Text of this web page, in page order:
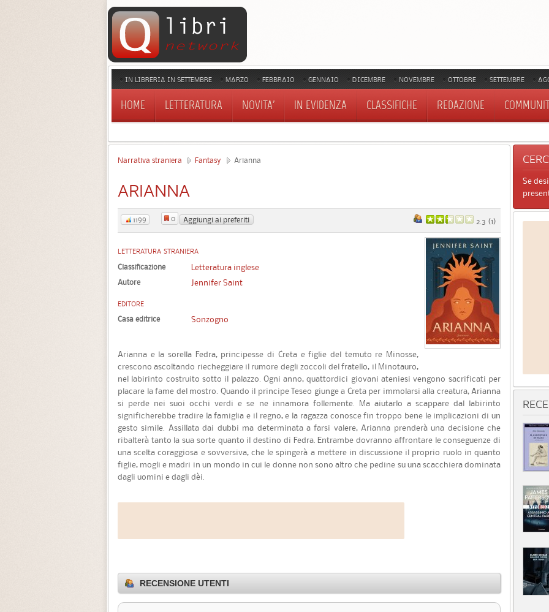
IN LIBRERIA IN SETTEMBRE MARZO FEBBRAIO GENNAIO DICEMBRE NOVEMBRE OTTOBRE SETTEMBRE
HOME LETTERATURA NOVITA' IN EVIDENZA CLASSIFICHE REDAZIONE
Narrativa straniera Fantasy Arianna
ARIANNA
2.3 (1)
1199 0 Aggiungi ai preferiti
LETTERATURA STRANIERA
Classificazione Letteratura inglese
Autore Jennifer Saint
EDITORE
Casa editrice Sonzogno
Arianna e la sorella Fedra, principesse di Creta e figlie del temuto re Minosse,
crescono ascoltando riecheggiare il rumore degli zoccoli del fratello, il Minotauro,
nel labirinto costruito sotto il palazzo. Ogni anno, quattordici giovani ateniesi vengono sacrificati per
placare la fame del mostro. Quando il principe Teseo giunge a Creta per immolarsi alla creatura, Arianna
si perde nei suoi occhi verdi e se ne innamora follemente. Ma aiutarlo a scappare dal labirinto
significherebbe tradire la famiglia e il regno, e la ragazza conosce fin troppo bene le implicazioni di un
gesto simile. Assillata dai dubbi ma determinata a farsi valere, Arianna prenderà una decisione che
ribalterà tanto la sua sorte quanto il destino di Fedra. Entrambe dovranno affrontare le conseguenze di
una scelta coraggiosa e sovversiva, che le spingerà a mettere in discussione il proprio ruolo in quanto
figlie, mogli e madri in un mondo in cui le donne non sono altro che pedine su una scacchiera dominata
dagli uomini e dagli dèi.
RECENSIONE UTENTI
Se